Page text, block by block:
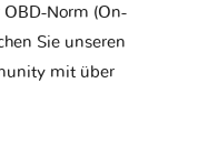
Norm (On-
Sie unseren
mit über